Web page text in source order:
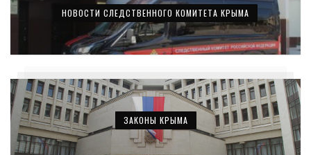
НОВОСТИ СЛЕДСТВЕННОГО КОМИТЕТА КРЫМА
ЗАКОНЫ КРЫМА